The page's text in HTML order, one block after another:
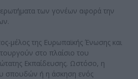
των γονέων αφορά την
μέλος της Ευρωπαϊκής Ένωσης και
στο πλαίσιο του
Εκπαίδευσης. Ωστόσο, η
σπουδών ή η άσκηση ενός